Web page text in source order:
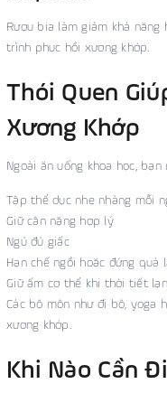
Rượu bia làm giảm khả
trình phục hồi xương khớp.
Thói Quen
Xương Khớp
Ngoài ăn uống khoa học,
Tập thể dục nhẹ nhàng mỗi
Giữ cân nặng hợp lý
Ngủ đủ giấc
Hạn chế ngồi hoặc đứng quá
Giữ ấm cơ thể khi thời tiết
Các bộ môn như đi bộ, yoga
xương khớp.
Khi Nào Cần